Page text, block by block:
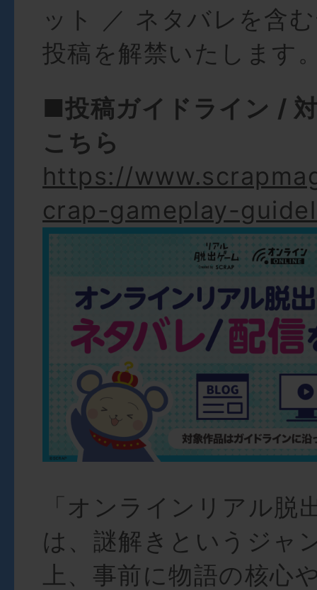
ット ／ ネタバレを含
投稿を解禁いたします
■投稿ガイドライン /
こちら
https://
crap-gameplay-
「オンラインリアル脱
は、謎解きというジャ
上、事前に物語の核心